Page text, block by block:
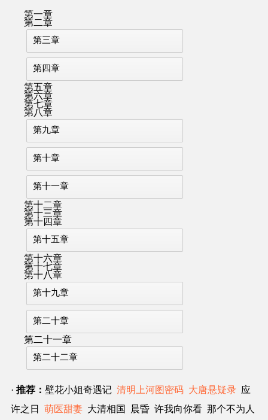
第一章
第二章
第三章
第四章
第五章
第六章
第七章
第八章
第九章
第十章
第十一章
第十二章
第十三章
第十四章
第十五章
第十六章
第十七章
第十八章
第十九章
第二十章
第二十一章
第二十二章
· 推荐： 壁花小姐奇遇记 清明上河图密码 大唐悬疑录 应
许之日 萌医甜妻 大清相国 晨昏 许我向你看 那个不为人